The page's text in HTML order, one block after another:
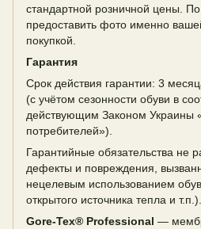
стандартной розничной цены.
предоставить фото именно
покупкой.
Гарантия
Срок действия гарантии: 3
(с учётом сезонности обуви в
действующим Законом Украины
потребителей»).
Гарантийные обязательства не
дефекты и повреждения,
нецелевым использованием
открытого источника тепла и т.п.).
Gore-Tex® Professional —